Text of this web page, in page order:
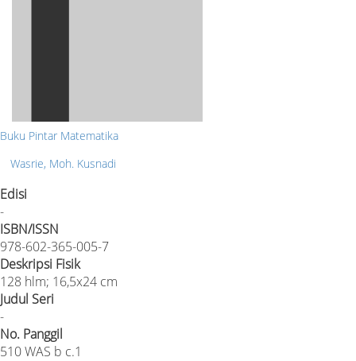
Buku Pintar Matematika
Wasrie, Moh. Kusnadi
Edisi
-
ISBN/ISSN
978-602-365-005-7
Deskripsi Fisik
128 hlm; 16,5x24 cm
Judul Seri
-
No. Panggil
510 WAS b c.1